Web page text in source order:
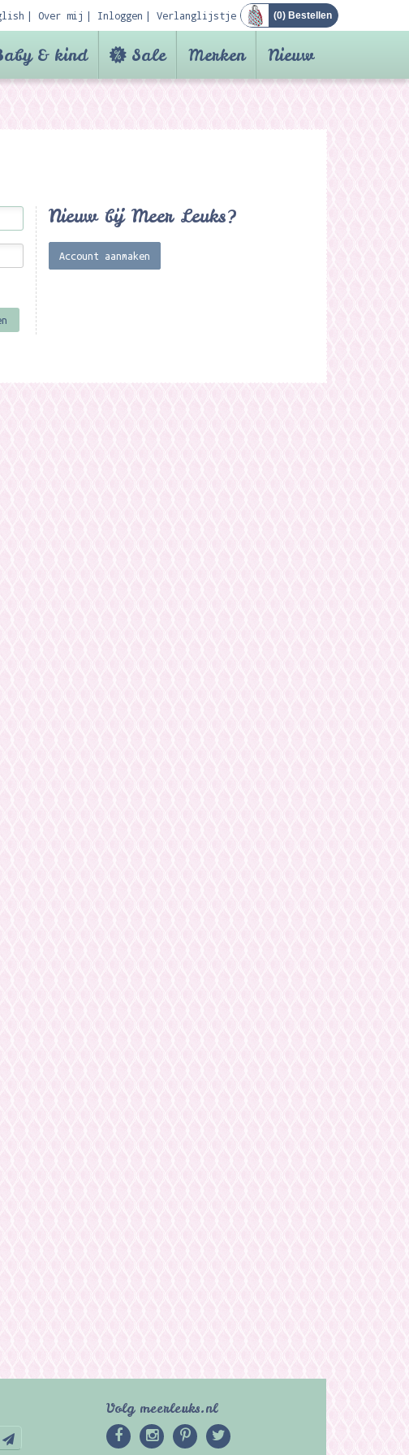
Over mij Inloggen Verlanglijstje (0) Bestellen
& kind Sale Merken Nieuw
Nieuw bij Meer Leuks?
Account aanmaken
Volg meerleuks.nl